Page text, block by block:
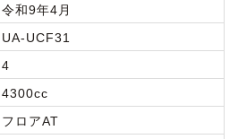
令和9年4月
UA-UCF31
4
4300cc
フロアAT